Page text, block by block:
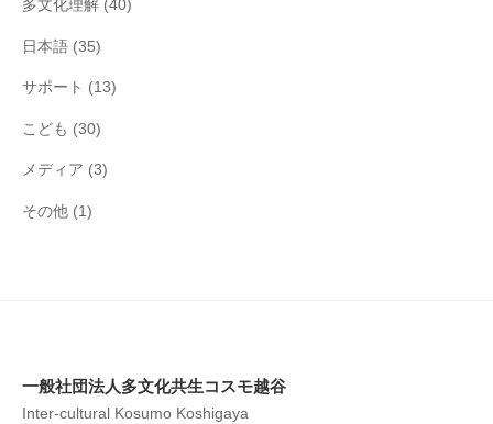
多文化理解 (40)
日本語 (35)
サポート (13)
こども (30)
メディア (3)
その他 (1)
一般社団法人多文化共生コスモ越谷
Inter-cultural Kosumo Koshigaya